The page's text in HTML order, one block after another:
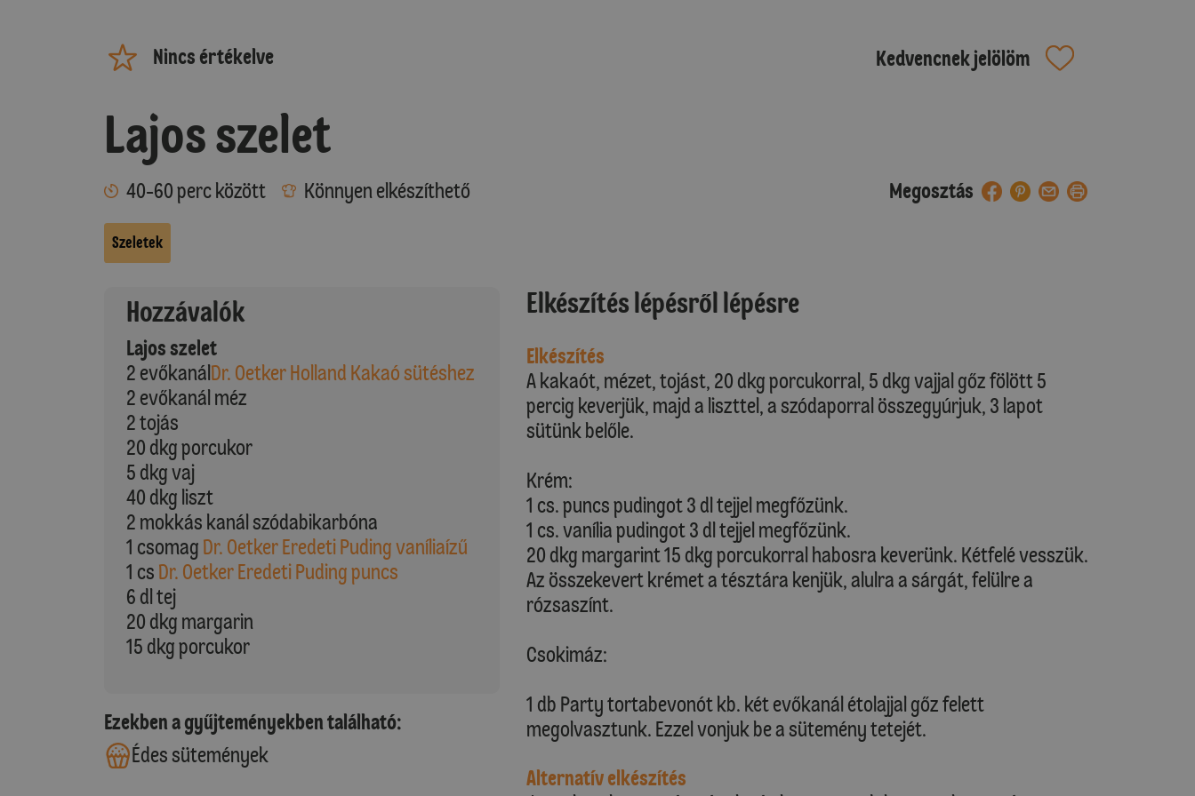
Nincs értékelve Kedvencnek jelölöm
Lajos szelet
40-60 perc között Könnyen elkészíthető Megosztás
Szeletek
Hozzávalók
Lajos szelet
2 evőkanálDr. Oetker Holland Kakaó sütéshez
2 evőkanál méz
2 tojás
20 dkg porcukor
5 dkg vaj
40 dkg liszt
2 mokkás kanál szódabikarbóna
1 csomag Dr. Oetker Eredeti Puding vaníliaízű
1 cs Dr. Oetker Eredeti Puding puncs
6 dl tej
20 dkg margarin
15 dkg porcukor
Ezekben a gyűjteményekben található:
Édes sütemények
Elkészítés lépésről lépésre
Elkészítés
A kakaót, mézet, tojást, 20 dkg porcukorral, 5 dkg vajjal gőz fölött 5
percig keverjük, majd a liszttel, a szódaporral összegyúrjuk, 3 lapot
sütünk belőle.
Krém:
1 cs. puncs pudingot 3 dl tejjel megfőzünk.
1 cs. vanília pudingot 3 dl tejjel megfőzünk.
20 dkg margarint 15 dkg porcukorral habosra keverünk. Kétfelé vesszük.
Az összekevert krémet a tésztára kenjük, alulra a sárgát, felülre a
rózsaszínt.
Csokimáz:
1 db Party tortabevonót kb. két evőkanál étolajjal gőz felett
megolvasztunk. Ezzel vonjuk be a sütemény tetejét.
Alternatív elkészítés